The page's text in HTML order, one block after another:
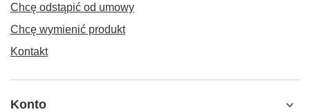
Chcę odstąpić od umowy
Chcę wymienić produkt
Kontakt
Konto